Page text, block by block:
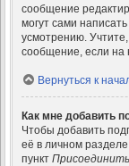
сообщение
могут сами
усмотрению.
сообщение, если на
Вернуться к
Как мне добавить
Чтобы добавить
её в личном
пункт